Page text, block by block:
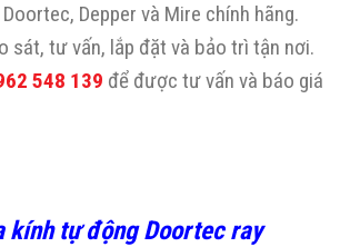
Depper và Mire chính hãng.
sát, tư vấn, lắp đặt và bảo trì tận nơi.
548 139 để được tư vấn và báo giá
kính tự động Doortec ray